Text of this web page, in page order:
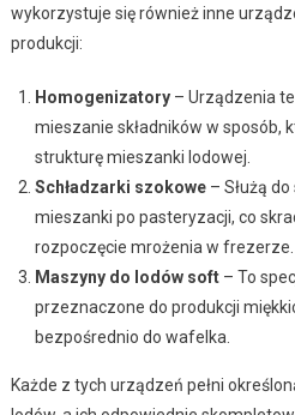
wykorzystuje się również inne
produkcji:
Homogenizatory– Urządzenia
mieszanie składników w sposób,
strukturę mieszanki lodowej.
Schładzarki szokowe– Służą do
mieszanki po pasteryzacji, co
rozpoczęcie mrożenia w frezerze.
Maszyny do lodów soft – To
przeznaczone do produkcji
bezpośrednio do wafelka.
Każde z tych urządzeń pełni